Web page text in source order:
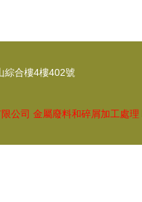
綜合樓4樓402號
公司 金屬廢料和碎屑加工處理